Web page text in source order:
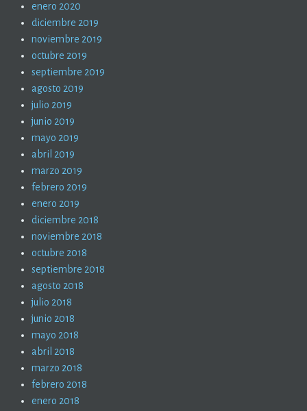
enero 2020
diciembre 2019
noviembre 2019
octubre 2019
septiembre 2019
agosto 2019
julio 2019
junio 2019
mayo 2019
abril 2019
marzo 2019
febrero 2019
enero 2019
diciembre 2018
noviembre 2018
octubre 2018
septiembre 2018
agosto 2018
julio 2018
junio 2018
mayo 2018
abril 2018
marzo 2018
febrero 2018
enero 2018